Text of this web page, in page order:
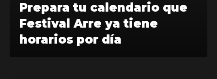
Prepara tu calendario que
Festival Arre ya tiene
horarios por día